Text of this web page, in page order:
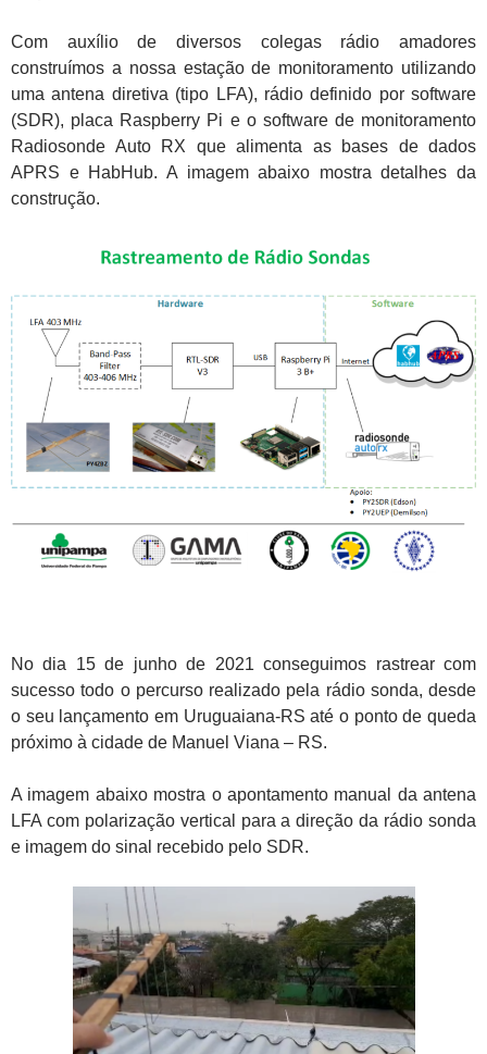
Com auxílio de diversos colegas rádio amadores
construímos a nossa estação de monitoramento utilizando
uma antena diretiva (tipo LFA), rádio definido por software
(SDR), placa Raspberry Pi e o software de monitoramento
Radiosonde Auto RX que alimenta as bases de dados
APRS e HabHub. A imagem abaixo mostra detalhes da
construção.
No dia 15 de junho de 2021 conseguimos rastrear com
sucesso todo o percurso realizado pela rádio sonda, desde
o seu lançamento em Uruguaiana-RS até o ponto de queda
próximo à cidade de Manuel Viana – RS.
A imagem abaixo mostra o apontamento manual da antena
LFA com polarização vertical para a direção da rádio sonda
e imagem do sinal recebido pelo SDR.